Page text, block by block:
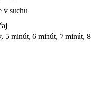
v suchu
5 minút, 6 minút, 7 minút, 8